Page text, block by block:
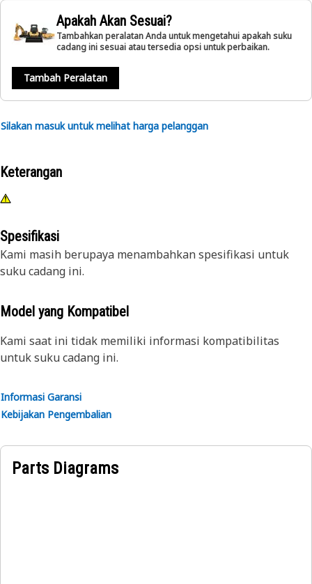
Apakah Akan Sesuai?
Tambahkan peralatan Anda untuk mengetahui apakah suku
cadang ini sesuai atau tersedia opsi untuk perbaikan.
Tambah Peralatan
Silakan masuk untuk melihat harga pelanggan
Keterangan
Spesifikasi
Kami masih berupaya menambahkan spesifikasi untuk
suku cadang ini.
Model yang Kompatibel
Kami saat ini tidak memiliki informasi kompatibilitas
untuk suku cadang ini.
Informasi Garansi
Kebijakan Pengembalian
Parts Diagrams